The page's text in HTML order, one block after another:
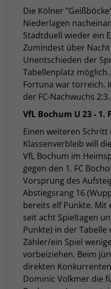
Die Kölner
Niederlagen
Stadtduell wieder ein
Zumindest über
Unentschieden der
Tabellenplatz
Fortuna war torreich.
der FC-Nachwuchs 2:3.
VfL Bochum U 23 - 1.
Einen weiteren Schritt
Klassenverbleib will
VfL Bochum im
gegen den 1. FC
Vorsprung des
Abstiegsrang 16
bereits elf Punkte. Mit
seit acht Spieltagen
Punkte) in der
Zähler/ein Spiel
vorbeiziehen. Beim
direkten
Dominic Volkmer die